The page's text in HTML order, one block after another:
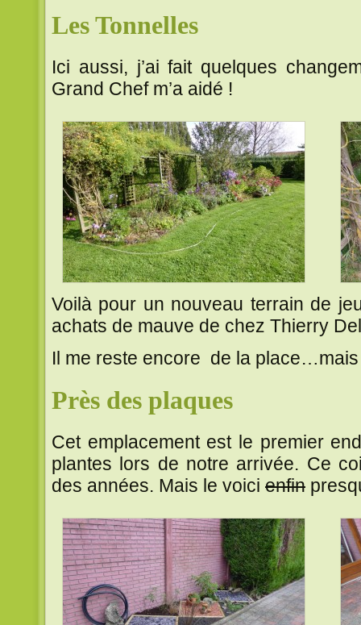
Les Tonnelles
Ici aussi, j’ai fait quelques
Grand Chef m’a aidé !
Voilà pour un nouveau terrain de
achats de mauve de chez Thierry
Il me reste encore de la
Près des plaques
Cet emplacement est le premier
plantes lors de notre arrivée. Ce
des années. Mais le voici enfin